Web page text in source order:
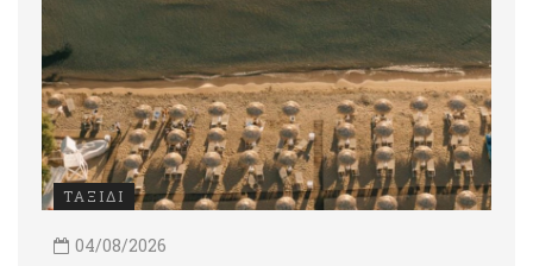
ΤΑΞΙΔΙ
04/08/2026